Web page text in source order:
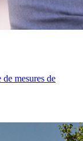
mesures de